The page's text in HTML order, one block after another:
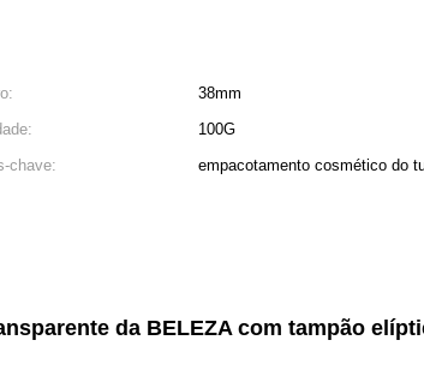
38mm
100G
chave:
empacotamento cosmético do
da BELEZA com tampão